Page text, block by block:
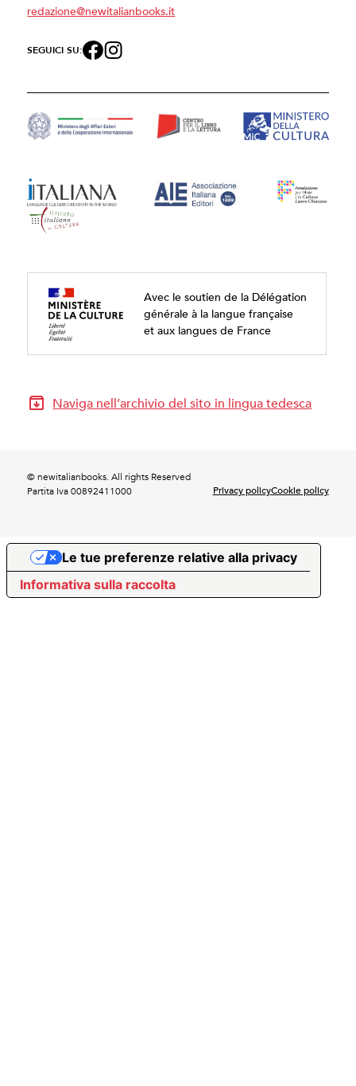
redazione@newitalianbooks.it
SEGUICI SU:
Avec le soutien de la Délégation
générale à la langue française
et aux langues de France
Naviga nell’archivio del sito in lingua tedesca
© newitalianbooks. All rights Reserved
Partita Iva 00892411000
Privacy policyCookie policy
Informativa sulla raccolta
Le tue preferenze relative alla privacy